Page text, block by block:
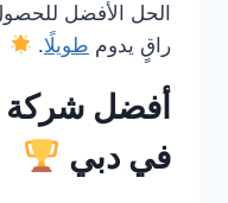
الحل الأفضل
راقٍ يدوم طويلًا.
أفضل شركة
في دبي